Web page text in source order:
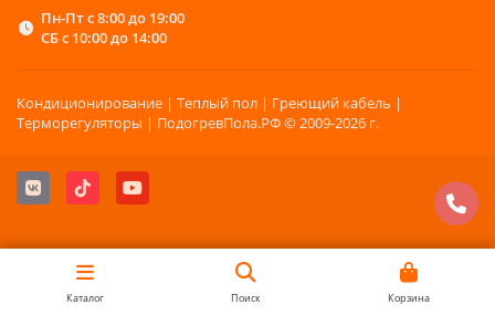
Пн-Пт с 8:00 до 19:00
СБ с 10:00 до 14:00
Кондиционирование | Теплый пол | Греющий кабель |
Терморегуляторы | ПодогревПола.РФ © 2009-2026 г.
Каталог Поиск Корзина